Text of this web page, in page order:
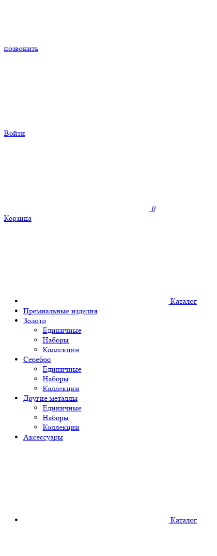
позвонить
Войти
0
Корзина
Каталог
Премиальные изделия
Золото
Единичные
Наборы
Коллекции
Серебро
Единичные
Наборы
Коллекции
Другие металлы
Единичные
Наборы
Коллекции
Аксессуары
Каталог